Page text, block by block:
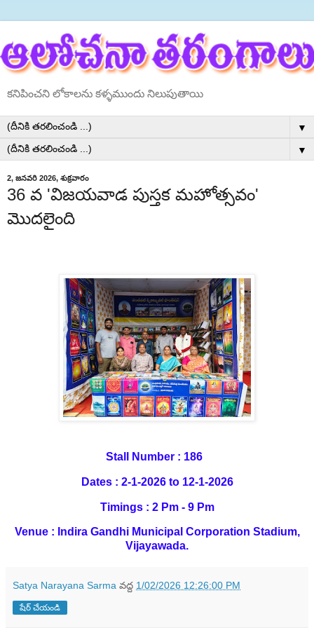
కనిపించని లోకాలను కళ్ళముందు నిలుపుతాయి
▼
▼
2, జనవరి 2026, శుక్రవారం
36 వ 'విజయవాడ పుస్తక మహోత్సవం'
మొదలైంది
Stall Number : 186
Dates : 2-1-2026 to 12-1-2026
Timings : 2 Pm - 9 Pm
Venue : Indira Gandhi Municipal Corporation Stadium,
Vijayawada.
Satya Narayana Sarma వద్ద 1/02/2026 12:26:00 PM
షేర్ చేయండి